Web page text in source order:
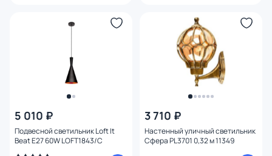
5 010 ₽
Подвесной светильник Loft It
Beat E27 60W LOFT1843/C
3 710 ₽
Настенный уличный светильник
Сфера PL3701 0,32 м 11349